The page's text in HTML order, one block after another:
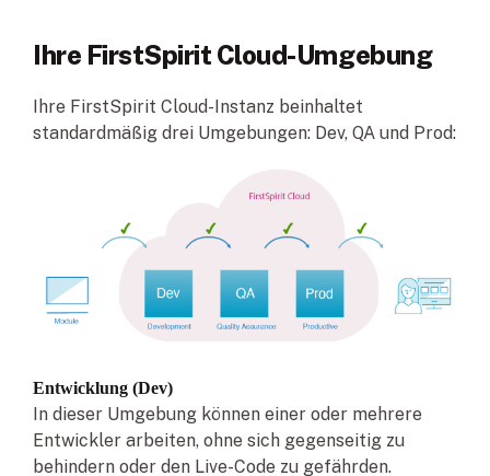
Ihre FirstSpirit Cloud-Umgebung
Ihre FirstSpirit Cloud-Instanz beinhaltet
standardmäßig drei Umgebungen: Dev, QA und Prod:
Entwicklung (Dev)
In dieser Umgebung können einer oder mehrere
Entwickler arbeiten, ohne sich gegenseitig zu
behindern oder den Live-Code zu gefährden.